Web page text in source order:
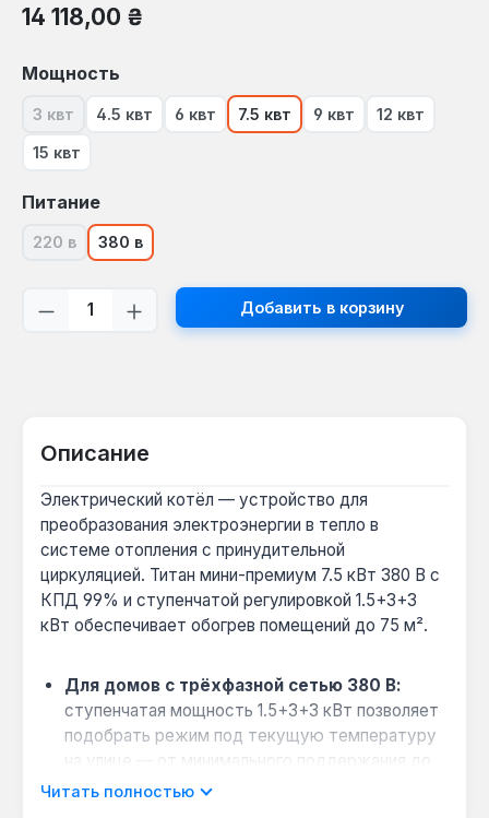
Обычная цена:
14 118,00 ₴
Выберите
Мощность
3 квт(В настоящее время эта опция недоступна.)
4.5 квт 6 квт 7.5 квт 9 квт 12 квт
15 квт
Выберите
Питание
220 в(В настоящее время эта опция недоступна.)
380 в
Количество продукта: введите
Добавить в корзину
Описание
Электрический котёл — устройство для
преобразования электроэнергии в тепло в
системе отопления с принудительной
циркуляцией. Титан мини-премиум 7.5 кВт 380 В с
КПД 99% и ступенчатой регулировкой 1.5+3+3
кВт обеспечивает обогрев помещений до 75 м².
Для домов с трёхфазной сетью 380 В:
ступенчатая мощность 1.5+3+3 кВт позволяет
подобрать режим под текущую температуру
на улице — от минимального поддержания до
полного прогрева.
Читать полностью